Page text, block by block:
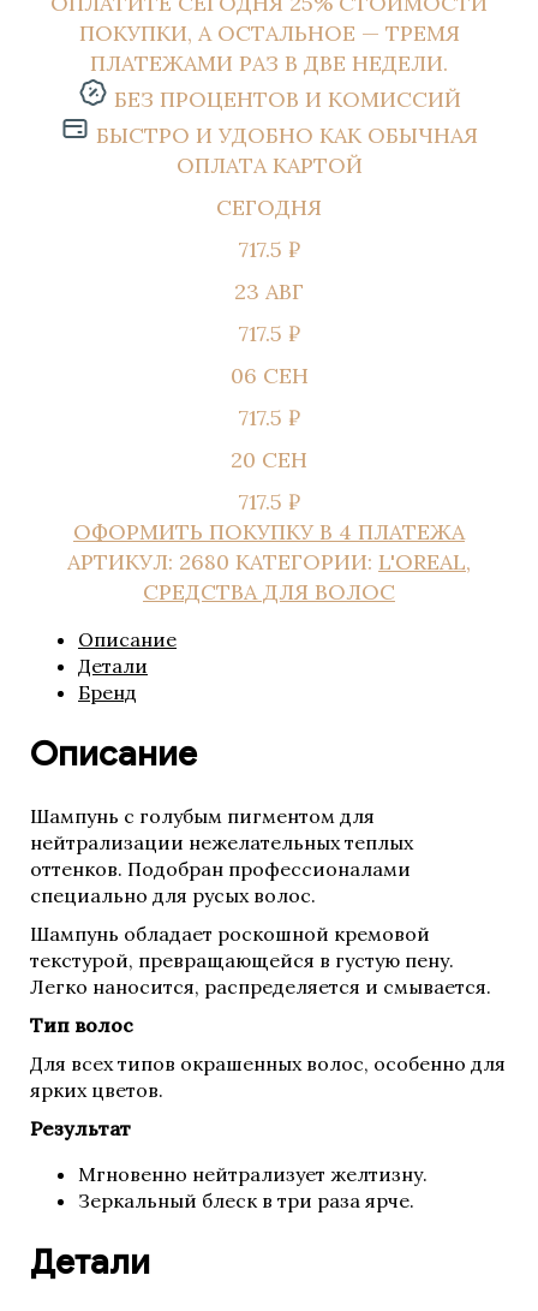
ПОКУПКИ, А ОСТАЛЬНОЕ — ТРЕМЯ
ПЛАТЕЖАМИ РАЗ В ДВЕ НЕДЕЛИ.
БЕЗ ПРОЦЕНТОВ И КОМИССИЙ
БЫСТРО И УДОБНО КАК ОБЫЧНАЯ
ОПЛАТА КАРТОЙ
СЕГОДНЯ
717.5 ₽
23 АВГ
717.5 ₽
06 СЕН
717.5 ₽
20 СЕН
717.5 ₽
ОФОРМИТЬ ПОКУПКУ В 4 ПЛАТЕЖА
АРТИКУЛ: 2680 КАТЕГОРИИ: L'OREAL,
СРЕДСТВА ДЛЯ ВОЛОС
Описание
Детали
Бренд
Описание
Шампунь с голубым пигментом для
нейтрализации нежелательных теплых
оттенков. Подобран профессионалами
специально для русых волос.
Шампунь обладает роскошной кремовой
текстурой, превращающейся в густую пену.​
Легко наносится, распределяется и смывается.
Тип волос
Для всех типов окрашенных волос, особенно для
ярких цветов.​
Результат
Мгновенно нейтрализует желтизну.
Зеркальный блеск в три раза ярче​.
Детали